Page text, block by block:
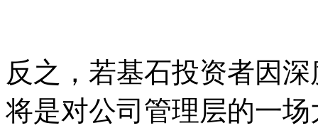
反之，若基石投资者因
将是对公司管理层的一